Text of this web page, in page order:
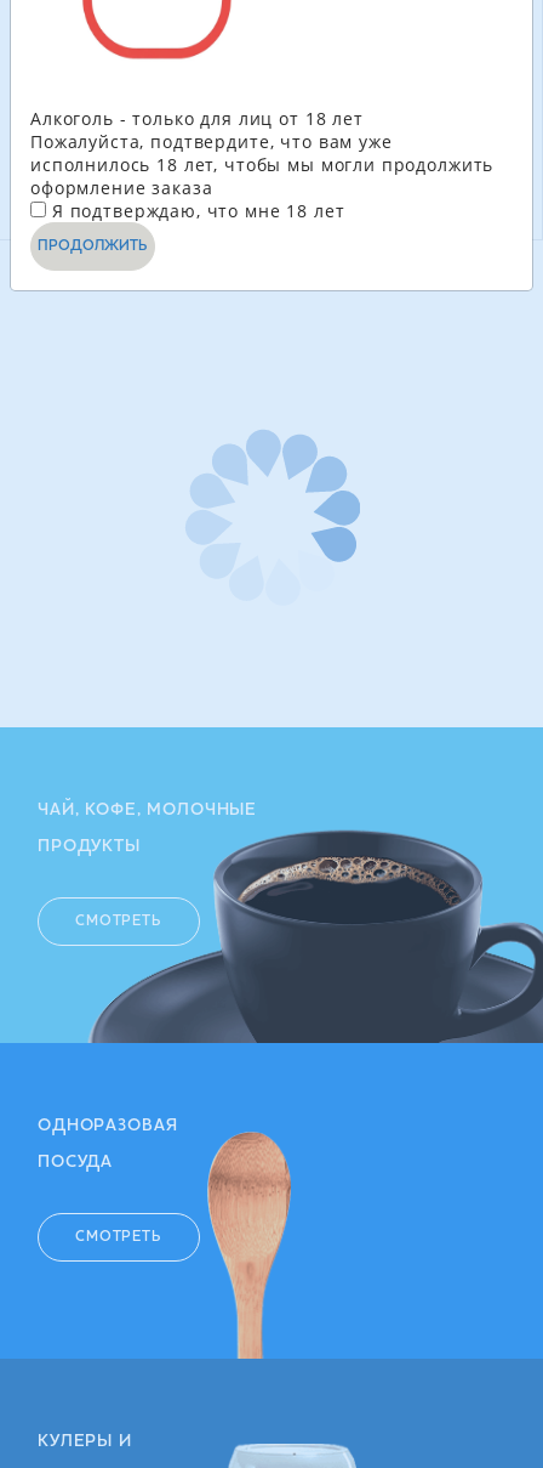
негазированный
напиток
338.40ГРН
- +
В КОРЗИНУ
-
В КОРЗИНУ
ЧАЙ, КОФЕ, МОЛОЧНЫЕ
ПРОДУКТЫ
СМОТРЕТЬ
ОДНОРАЗОВАЯ
ПОСУДА
СМОТРЕТЬ
КУЛЕРЫ И
Алкоголь - только для лиц от 18 лет
Пожалуйста, подтвердите, что вам уже
исполнилось 18 лет, чтобы мы могли продолжить
оформление заказа
Я подтверждаю, что мне 18 лет
ПРОДОЛЖИТЬ